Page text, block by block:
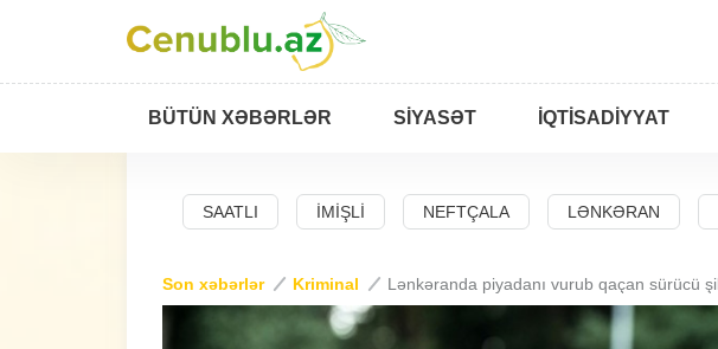
BÜTÜN XƏBƏRLƏR SIYASƏT İQTISADIYYAT
SAATLI İMIŞLI NEFTÇALA LƏNKƏRAN
Son xəbərlər Kriminal